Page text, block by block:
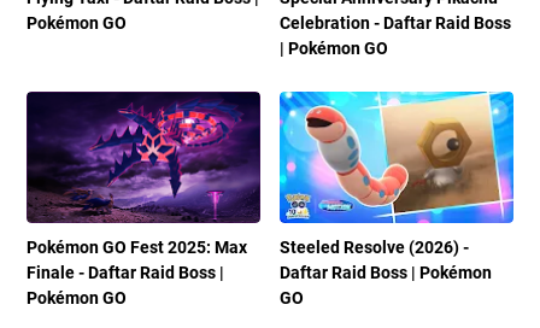
Pokémon GO
Celebration - Daftar Raid Boss
| Pokémon GO
Pokémon GO Fest 2025: Max
Finale - Daftar Raid Boss |
Pokémon GO
Steeled Resolve (2026) -
Daftar Raid Boss | Pokémon
GO